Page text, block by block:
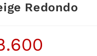
Redondo